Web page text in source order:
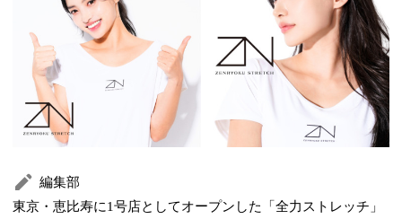
編集部
東京・恵比寿に1号店としてオープンした「全力ストレッチ」